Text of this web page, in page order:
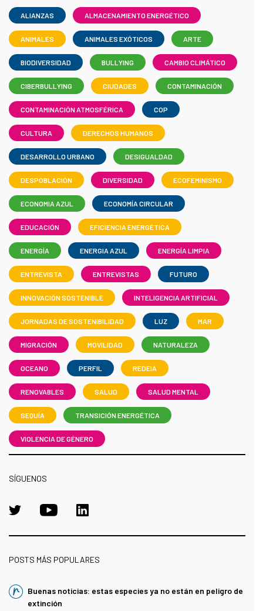
ALIANZAS ALMACENAMIENTO ENERGÉTICO
ANIMALES ANIMALES EXÓTICOS ARTE
BIODIVERSIDAD BULLYING CAMBIO CLIMÁTICO
CIBERBULLYING CIUDADES CONTAMINACIÓN
CONTAMINACIÓN ATMOSFÉRICA COP
CULTURA DERECHOS HUMANOS
DESARROLLO URBANO DESIGUALDAD
DESPOBLACIÓN DIVERSIDAD ECOFEMINISMO
ECONOMIA AZUL ECONOMÍA CIRCULAR
EDUCACIÓN EFICIENCIA ENERGÉTICA
ENERGÍA ENERGIA AZUL ENERGÍA LIMPIA
ENTREVISTA ENTREVISTAS FUTURO
INNOVACIÓN SOSTENIBLE INTELIGENCIA ARTIFICIAL
JORNADAS DE SOSTENIBILIDAD LUZ MAR
MIGRACIÓN MOVILIDAD NATURALEZA
OCEANO PERFIL REDEIA
RENOVABLES SALUD SALUD MENTAL
SEQUÍA TRANSICIÓN ENERGÉTICA
VIOLENCIA DE GÉNERO
SÍGUENOS
POSTS MÁS POPULARES
Buenas noticias: estas especies ya no están en peligro de
extinción